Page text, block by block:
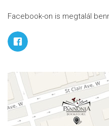
Facebook-on is megtalál